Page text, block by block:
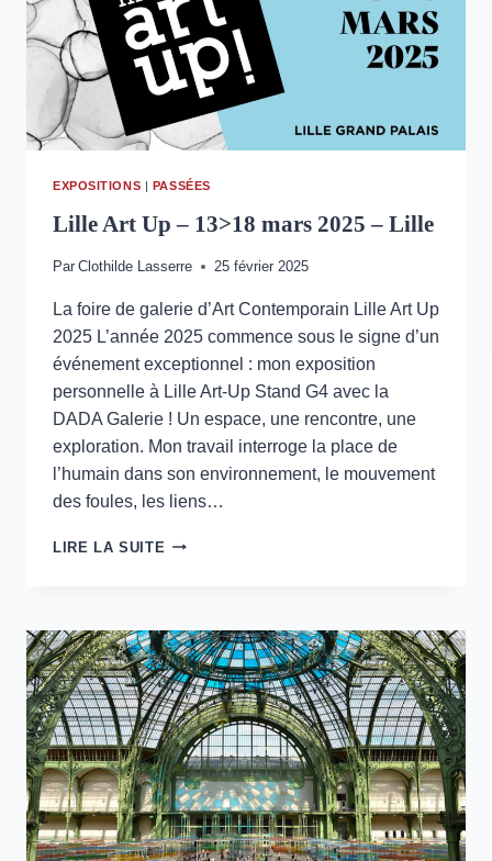
4
MAI
2025
EXPOSITIONS | PASSÉES
Lille Art Up – 13>18 mars 2025 – Lille
Par Clothilde Lasserre 25 février 2025
La foire de galerie d’Art Contemporain Lille Art Up
2025 L’année 2025 commence sous le signe d’un
événement exceptionnel : mon exposition
personnelle à Lille Art-Up Stand G4 avec la
DADA Galerie ! Un espace, une rencontre, une
exploration. Mon travail interroge la place de
l’humain dans son environnement, le mouvement
des foules, les liens…
LIRE LA SUITE LILLE
13>18
MARS
2025
–
LILLE